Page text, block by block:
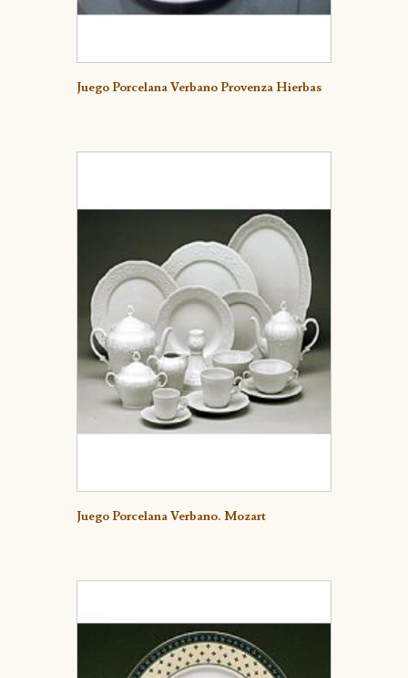
Detalle
Juego Porcelana Verbano Provenza Hierbas
Detalle
Juego Porcelana Verbano. Mozart